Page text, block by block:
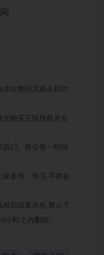
本站赞同其观点和对
购买正版授权并合
们。将会第一时间
参考、学习,不存在
权归原著所有,禁止下
小时之内删除!